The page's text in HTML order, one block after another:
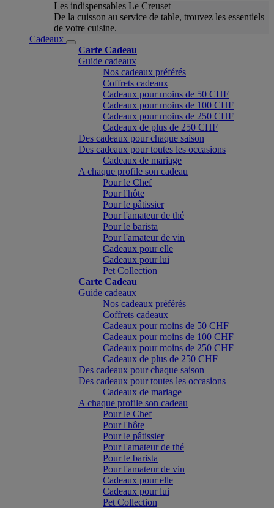
Les indispensables Le Creuset
De la cuisson au service de table, trouvez les essentiels
de votre cuisine.
Cadeaux
Carte Cadeau
Guide cadeaux
Nos cadeaux préférés
Coffrets cadeaux
Cadeaux pour moins de 50 CHF
Cadeaux pour moins de 100 CHF
Cadeaux pour moins de 250 CHF
Cadeaux de plus de 250 CHF
Des cadeaux pour chaque saison
Des cadeaux pour toutes les occasions
Cadeaux de mariage
A chaque profile son cadeau
Pour le Chef
Pour l'hôte
Pour le pâtissier
Pour l'amateur de thé
Pour le barista
Pour l'amateur de vin
Cadeaux pour elle
Cadeaux pour lui
Pet Collection
Carte Cadeau
Guide cadeaux
Nos cadeaux préférés
Coffrets cadeaux
Cadeaux pour moins de 50 CHF
Cadeaux pour moins de 100 CHF
Cadeaux pour moins de 250 CHF
Cadeaux de plus de 250 CHF
Des cadeaux pour chaque saison
Des cadeaux pour toutes les occasions
Cadeaux de mariage
A chaque profile son cadeau
Pour le Chef
Pour l'hôte
Pour le pâtissier
Pour l'amateur de thé
Pour le barista
Pour l'amateur de vin
Cadeaux pour elle
Cadeaux pour lui
Pet Collection